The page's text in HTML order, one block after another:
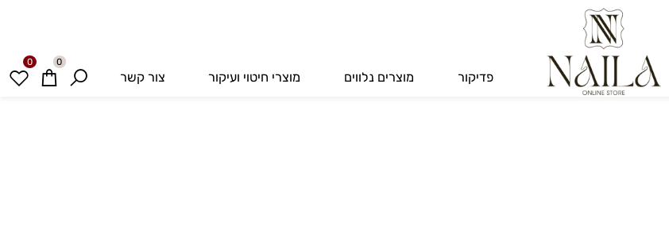
0 0
פדיקור מוצרים נלווים מוצרי חיטוי ועיקור צור קשר